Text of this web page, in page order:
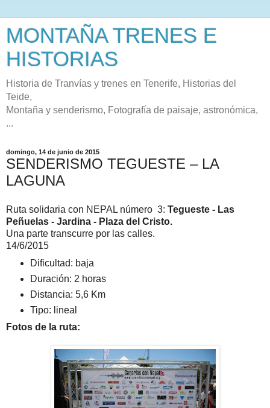
MONTAÑA TRENES E
HISTORIAS
Historia de Tranvías y trenes en Tenerife, Historias del
Teide,
Montaña y senderismo, Fotografía de paisaje, astronómica,
...
domingo, 14 de junio de 2015
SENDERISMO TEGUESTE – LA
LAGUNA
Ruta solidaria con NEPAL número 3: Tegueste - Las
Peñuelas - Jardina - Plaza del Cristo.
Una parte transcurre por las calles.
14/6/2015
Dificultad: baja
Duración: 2 horas
Distancia: 5,6 Km
Tipo: lineal
Fotos de la ruta: